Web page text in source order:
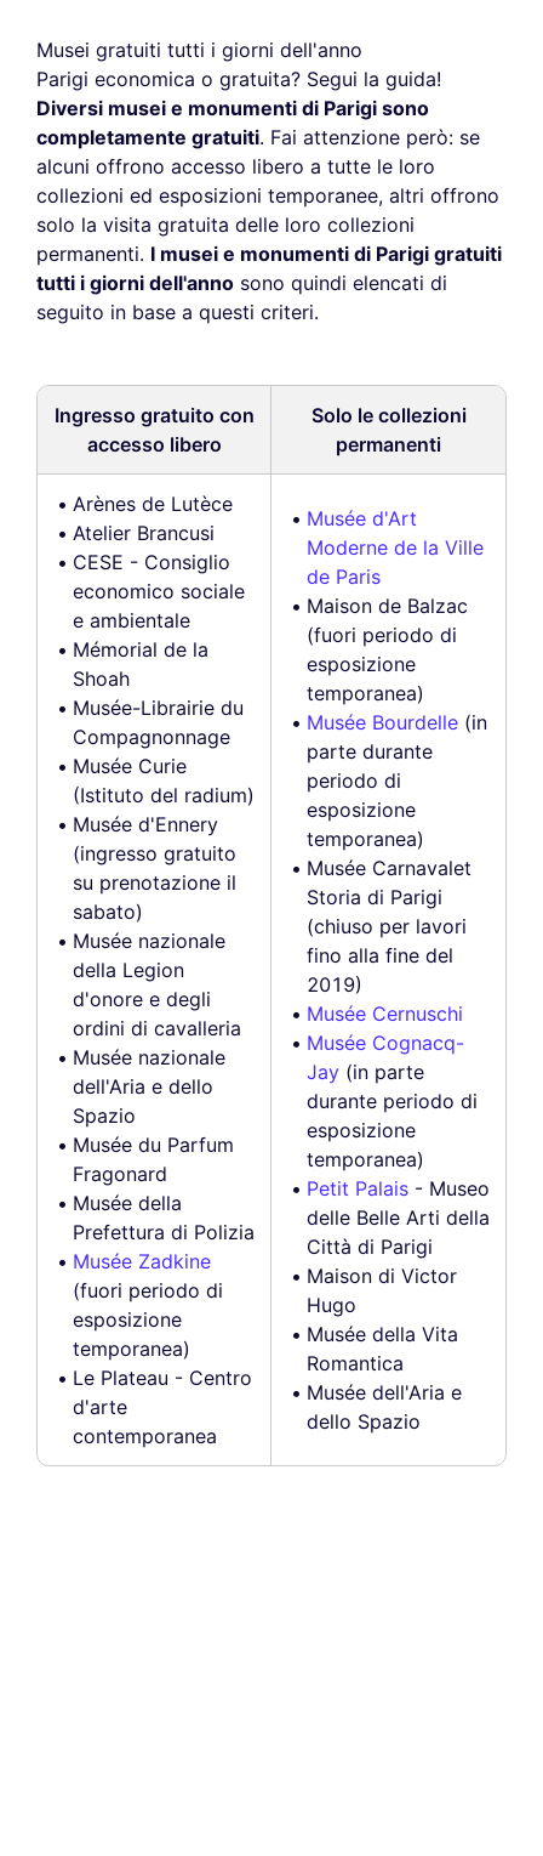
Musei gratuiti tutti i giorni dell'anno
Parigi economica o gratuita? Segui la guida!
Diversi musei e monumenti di Parigi sono
completamente gratuiti. Fai attenzione però: se
alcuni offrono accesso libero a tutte le loro
collezioni ed esposizioni temporanee, altri offrono
solo la visita gratuita delle loro collezioni
permanenti. I musei e monumenti di Parigi gratuiti
tutti i giorni dell'anno sono quindi elencati di
seguito in base a questi criteri.
Ingresso gratuito con
accesso libero
Solo le collezioni
permanenti
Arènes de Lutèce
Atelier Brancusi
CESE - Consiglio
economico sociale
e ambientale
Mémorial de la
Shoah
Musée-Librairie du
Compagnonnage
Musée Curie
(Istituto del radium)
Musée d'Ennery
(ingresso gratuito
su prenotazione il
sabato)
Musée nazionale
della Legion
d'onore e degli
ordini di cavalleria
Musée nazionale
dell'Aria e dello
Spazio
Musée du Parfum
Fragonard
Musée della
Prefettura di Polizia
Musée Zadkine
(fuori periodo di
esposizione
temporanea)
Le Plateau - Centro
d'arte
contemporanea
Musée d'Art
Moderne de la Ville
de Paris
Maison de Balzac
(fuori periodo di
esposizione
temporanea)
Musée Bourdelle(in
parte durante
periodo di
esposizione
temporanea)
Musée Carnavalet
Storia di Parigi
(chiuso per lavori
fino alla fine del
2019)
Musée Cernuschi
Musée Cognacq-
Jay(in parte
durante periodo di
esposizione
temporanea)
Petit Palais- Museo
delle Belle Arti della
Città di Parigi
Maison di Victor
Hugo
Musée della Vita
Romantica
Musée dell'Aria e
dello Spazio